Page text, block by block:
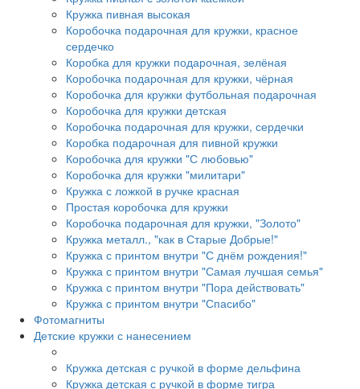
Кружка пивная высокая
Коробочка подарочная для кружки, красное
сердечко
Коробка для кружки подарочная, зелёная
Коробочка подарочная для кружки, чёрная
Коробочка для кружки футбольная подарочная
Коробочка для кружки детская
Коробочка подарочная для кружки, сердечки
Коробка подарочная для пивной кружки
Коробочка для кружки "С любовью"
Коробочка для кружки "милитари"
Кружка с ложкой в ручке красная
Простая коробочка для кружки
Коробочка подарочная для кружки, "Золото"
Кружка металл., "как в Старые Добрые!"
Кружка с принтом внутри "С днём рождения!"
Кружка с принтом внутри "Самая лучшая семья"
Кружка с принтом внутри "Пора действовать"
Кружка с принтом внутри "Спасибо"
Фотомагниты
Детские кружки с нанесением
Кружка детская с ручкой в форме дельфина
Кружка детская с ручкой в форме тигра